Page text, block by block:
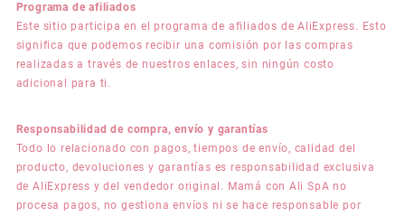
Programa de afiliados
Este sitio participa en el programa de afiliados de AliExpress. Esto
significa que podemos recibir una comisión por las compras
realizadas a través de nuestros enlaces, sin ningún costo
adicional para ti.
Responsabilidad de compra, envío y garantías
Todo lo relacionado con pagos, tiempos de envío, calidad del
producto, devoluciones y garantías es responsabilidad exclusiva
de AliExpress y del vendedor original. Mamá con Ali SpA no
procesa pagos, no gestiona envíos ni se hace responsable por